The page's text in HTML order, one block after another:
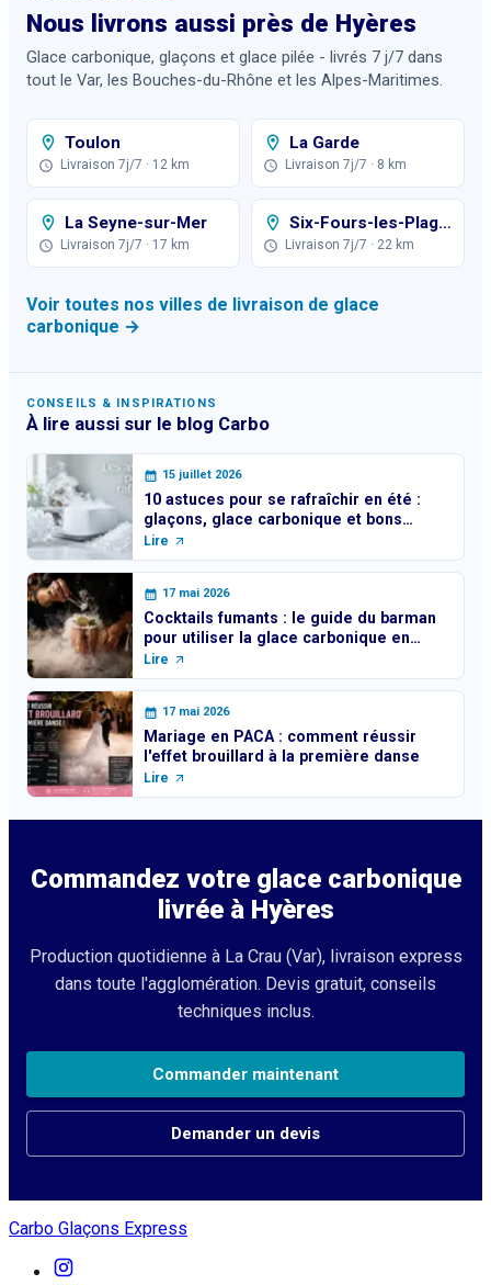
Nous livrons aussi près de Hyères
Glace carbonique, glaçons et glace pilée - livrés 7 j/7 dans
tout le Var, les Bouches-du-Rhône et les Alpes-Maritimes.
Toulon
Livraison 7j/7 · 12 km
La Garde
Livraison 7j/7 · 8 km
La Seyne-sur-Mer
Livraison 7j/7 · 17 km
Six-Fours-les-Plages
Livraison 7j/7 · 22 km
Voir toutes nos villes de livraison de glace
carbonique →
CONSEILS & INSPIRATIONS
À lire aussi sur le blog Carbo
15 juillet 2026
10 astuces pour se rafraîchir en été :
glaçons, glace carbonique et bons
réflexes
Lire
17 mai 2026
Cocktails fumants : le guide du barman
pour utiliser la glace carbonique en
toute sécurité
Lire
17 mai 2026
Mariage en PACA : comment réussir
l'effet brouillard à la première danse
Lire
Commandez votre glace carbonique
livrée à Hyères
Production quotidienne à La Crau (Var), livraison express
dans toute l'agglomération. Devis gratuit, conseils
techniques inclus.
Commander maintenant
Demander un devis
Carbo Glaçons Express